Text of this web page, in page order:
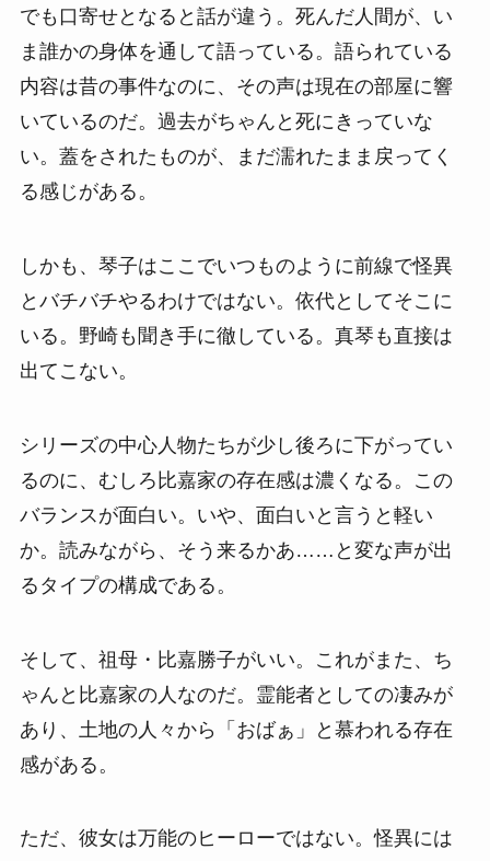
でも口寄せとなると話が違う。死んだ人間が、い
ま誰かの身体を通して語っている。語られている
内容は昔の事件なのに、その声は現在の部屋に響
いているのだ。過去がちゃんと死にきっていな
い。蓋をされたものが、まだ濡れたまま戻ってく
る感じがある。
しかも、琴子はここでいつものように前線で怪異
とバチバチやるわけではない。依代としてそこに
いる。野崎も聞き手に徹している。真琴も直接は
出てこない。
シリーズの中心人物たちが少し後ろに下がってい
るのに、むしろ比嘉家の存在感は濃くなる。この
バランスが面白い。いや、面白いと言うと軽い
か。読みながら、そう来るかあ……と変な声が出
るタイプの構成である。
そして、祖母・比嘉勝子がいい。これがまた、ち
ゃんと比嘉家の人なのだ。霊能者としての凄みが
あり、土地の人々から「おばぁ」と慕われる存在
感がある。
ただ、彼女は万能のヒーローではない。怪異には